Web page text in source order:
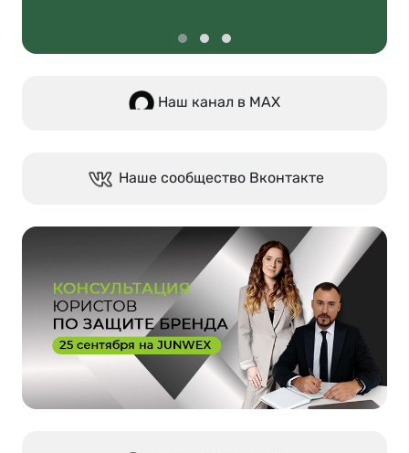
Наш канал в МАХ
Наше сообщество Вконтакте